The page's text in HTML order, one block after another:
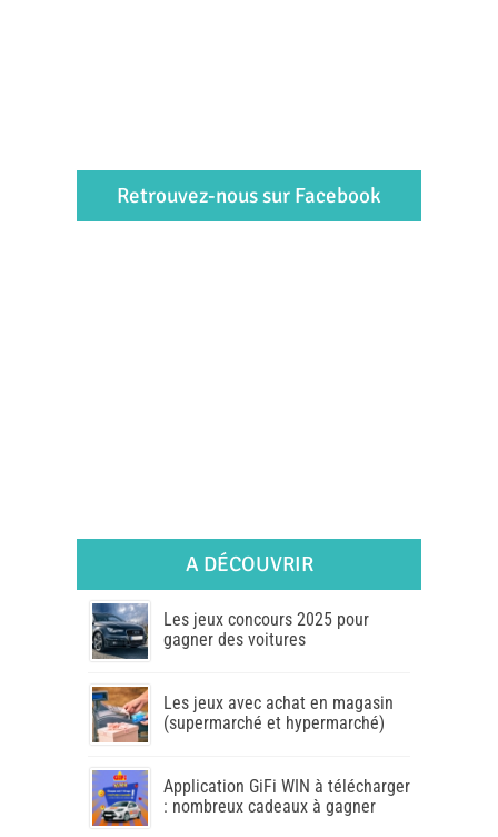
Retrouvez-nous sur Facebook
A DÉCOUVRIR
Les jeux concours 2025 pour
gagner des voitures
Les jeux avec achat en magasin
(supermarché et hypermarché)
Application GiFi WIN à télécharger
: nombreux cadeaux à gagner